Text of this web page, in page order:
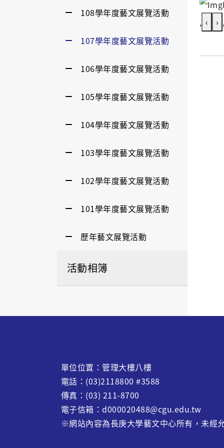
108學年度藝文展覽活動
107學年度藝文展覽活動
106學年度藝文展覽活動
105學年度藝文展覽活動
104學年度藝文展覽活動
103學年度藝文展覽活動
102學年度藝文展覽活動
101學年度藝文展覽活動
歷年藝文展覽活動
活動相簿
, ‹ › ,
單位位置：管理大樓八樓
電話：(03)2118800 #3588
傳真：(03) 211-8700
電子信箱：d000020488@cgu.edu.tw
※網站內容為長庚大學藝文中心所有，未經